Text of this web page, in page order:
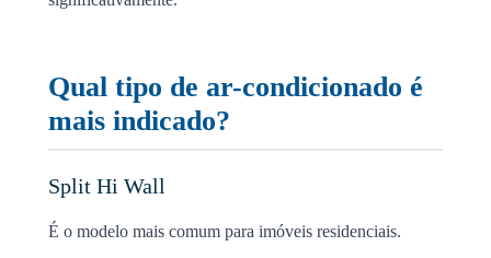
Qual tipo de ar-condicionado é
mais indicado?
Split Hi Wall
É o modelo mais comum para imóveis residenciais.